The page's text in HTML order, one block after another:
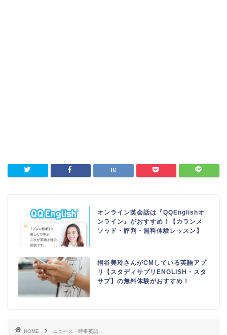
オンライン英会話は『QQEnglishオ
ンライン』がおすすめ！【カランメ
ソッド・評判・無料体験レッスン】
桐谷美玲さんがCMしている英語アプ
リ【スタディサプリENGLISH・スタ
サプ】の無料体験がおすすめ！
HOME
ニュース・時事英語